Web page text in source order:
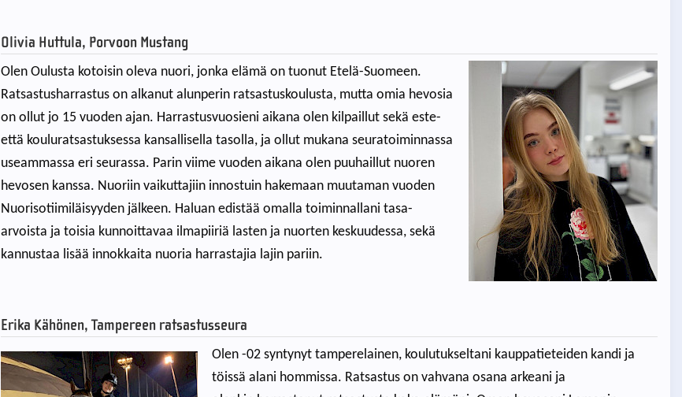
Olivia Huttula, Porvoon Mustang
Olen Oulusta kotoisin oleva nuori, jonka elämä on tuonut Etelä-Suomeen.
Ratsastusharrastus on alkanut alunperin ratsastuskoulusta, mutta omia hevosia
on ollut jo 15 vuoden ajan. Harrastusvuosieni aikana olen kilpaillut sekä este-
että kouluratsastuksessa kansallisella tasolla, ja ollut mukana seuratoiminnassa
useammassa eri seurassa. Parin viime vuoden aikana olen puuhaillut nuoren
hevosen kanssa. Nuoriin vaikuttajiin innostuin hakemaan muutaman vuoden
Nuorisotiimiläisyyden jälkeen. Haluan edistää omalla toiminnallani tasa-
arvoista ja toisia kunnoittavaa ilmapiiriä lasten ja nuorten keskuudessa, sekä
kannustaa lisää innokkaita nuoria harrastajia lajin pariin.
Erika Kähönen, Tampereen ratsastusseura
Olen -02 syntynyt tamperelainen, koulutukseltani kauppatieteiden kandi ja
töissä alani hommissa. Ratsastus on vahvana osana arkeani ja